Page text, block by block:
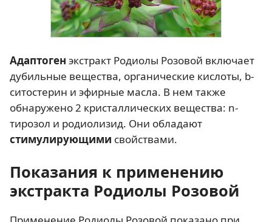
Адаптоген экстракт Родиолы Розовой включает
дубильные вещества, органические кислоты, b-
ситостерин и эфирные масла. В нем также
обнаружено 2 кристаллических вещества: n-
тирозол и родиолизид. Они обладают
стимулирующими свойствами.
Показания к применению
экстракта Родиолы Розовой